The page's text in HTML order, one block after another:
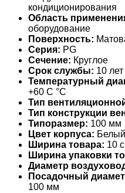
кондиционирования
Область
оборудование
Поверхность:
Серия: PG
Сечение: Круглое
Срок службы: 10 лет
Температурный
+60 С °С
Тип
Тип конструкции
Типоразмер: 100 мм
Цвет корпуса: Белый
Ширина товара: 10
Ширина упаковки
Диаметр
Посадочный
100 мм